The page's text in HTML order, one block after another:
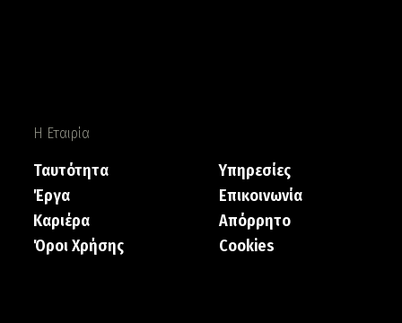
Η Εταιρία
Ταυτότητα
Υπηρεσίες
Έργα
Επικοινωνία
Καριέρα
Απόρρητο
Όροι Χρήσης
Cookies